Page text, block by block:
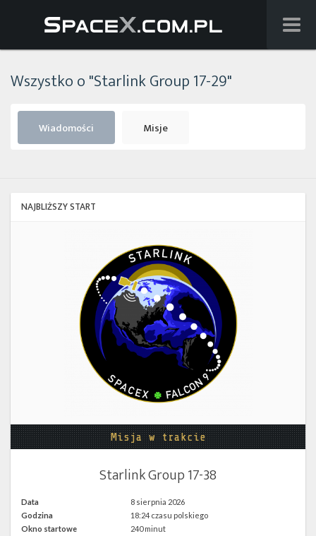
Starlink
Facebook
Kalendarze
Wszystko o "Starlink Group 17-29"
Wiadomości Misje
NAJBLIŻSZY START
Misja w trakcie
Starlink Group 17-38
Data
8 sierpnia 2026
Godzina
18:24 czasu polskiego
Okno startowe
240 minut